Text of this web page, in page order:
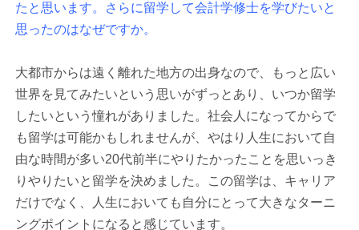
たと思います。さらに留学して会計学修士を学びたいと
思ったのはなぜですか。
大都市からは遠く離れた地方の出身なので、もっと広い
世界を見てみたいという思いがずっとあり、いつか留学
したいという憧れがありました。社会人になってからで
も留学は可能かもしれませんが、やはり人生において自
由な時間が多い20代前半にやりたかったことを思いっき
りやりたいと留学を決めました。この留学は、キャリア
だけでなく、人生においても自分にとって大きなターニ
ングポイントになると感じています。